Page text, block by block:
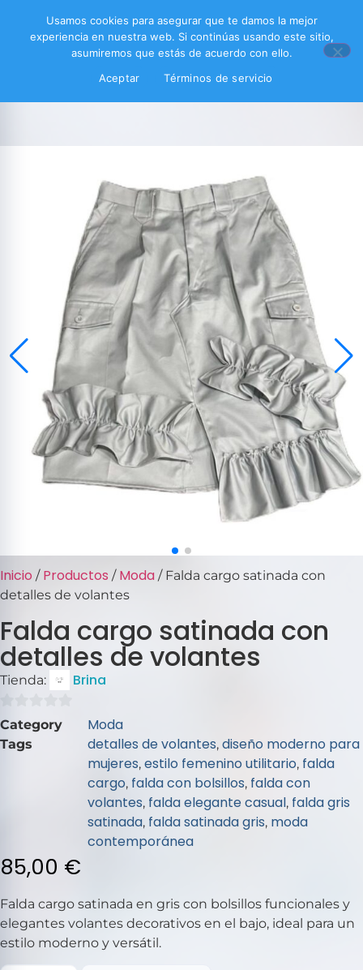
Inicio / Productos / Moda / Falda cargo satinada con
detalles de volantes
Falda cargo satinada con
detalles de volantes
Tienda: Brina
0
de
Category Moda
Tags detalles de volantes, diseño moderno para
mujeres, estilo femenino utilitario, falda
cargo, falda con bolsillos, falda con
volantes, falda elegante casual, falda gris
satinada, falda satinada gris, moda
contemporánea
85,00 €
Falda cargo satinada en gris con bolsillos funcionales y
elegantes volantes decorativos en el bajo, ideal para un
estilo moderno y versátil.
Usamos cookies para asegurar que te damos la mejor
experiencia en nuestra web. Si continúas usando este sitio,
asumiremos que estás de acuerdo con ello.
Aceptar
Términos de servicio